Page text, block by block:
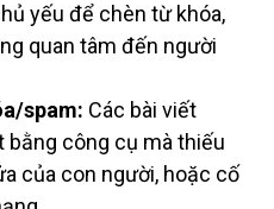
yếu để chèn từ khóa,
quan tâm đến người
spam: Các bài viết
bằng công cụ mà thiếu
của con người, hoặc cố